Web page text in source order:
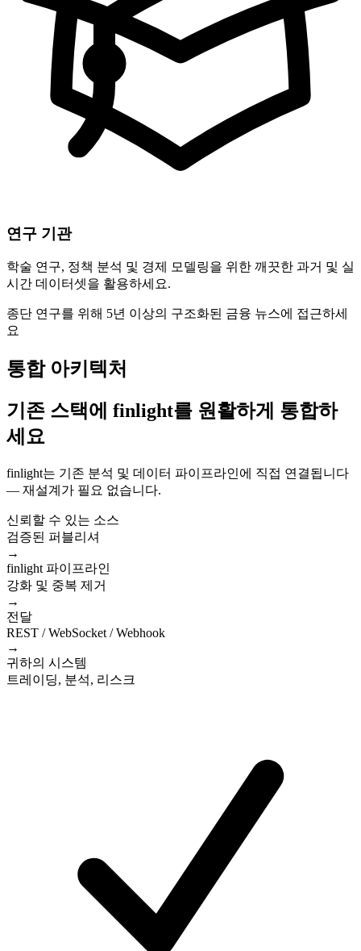
연구 기관
학술 연구, 정책 분석 및 경제 모델링을 위한 깨끗한 과거 및 실
시간 데이터셋을 활용하세요.
종단 연구를 위해 5년 이상의 구조화된 금융 뉴스에 접근하세
요
통합 아키텍처
기존 스택에 finlight를 원활하게 통합하
세요
finlight는 기존 분석 및 데이터 파이프라인에 직접 연결됩니다
— 재설계가 필요 없습니다.
신뢰할 수 있는 소스
검증된 퍼블리셔
→
finlight 파이프라인
강화 및 중복 제거
→
전달
REST / WebSocket / Webhook
→
귀하의 시스템
트레이딩, 분석, 리스크